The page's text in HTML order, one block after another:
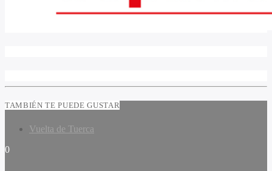
TAMBIÉN TE PUEDE GUSTAR
Vuelta de Tuerca
0